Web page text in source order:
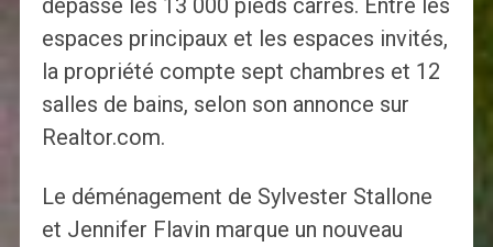
espaces principaux et les espaces invités,
la propriété compte sept chambres et 12
salles de bains, selon son annonce sur
Realtor.com.
Le déménagement de Sylvester Stallone
et Jennifer Flavin marque un nouveau